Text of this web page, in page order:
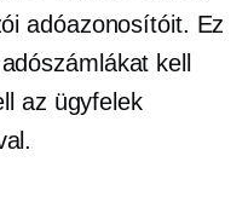
adóazonosítóit. Ez
kell
az ügyfelek